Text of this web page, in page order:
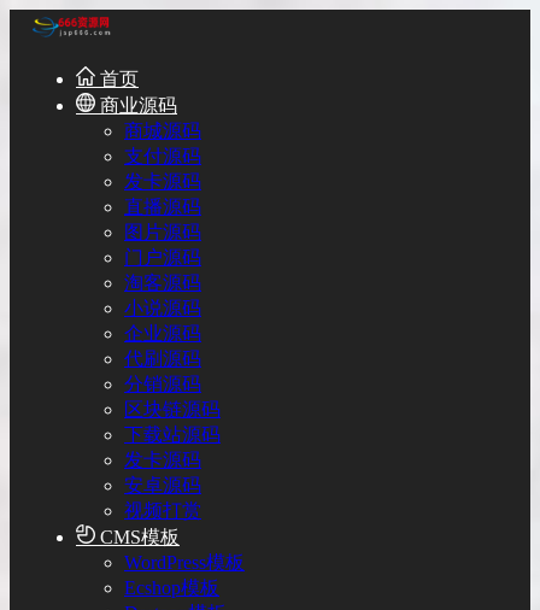
首页
商业源码
商城源码
支付源码
发卡源码
直播源码
图片源码
门户源码
淘客源码
小说源码
企业源码
代刷源码
分销源码
区块链源码
下载站源码
发卡源码
安卓源码
视频打赏
CMS模板
WordPress模板
Ecshop模板